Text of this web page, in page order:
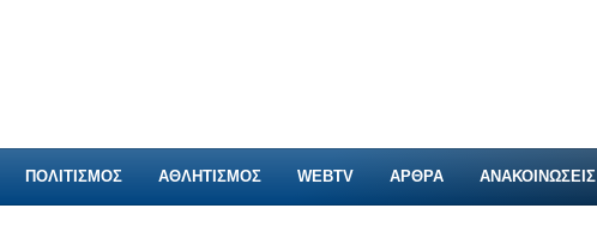
ΠΟΛΙΤΙΣΜΟΣ ΑΘΛΗΤΙΣΜΟΣ WEBTV ΑΡΘΡΑ ΑΝΑΚΟΙΝΩΣΕΙΣ